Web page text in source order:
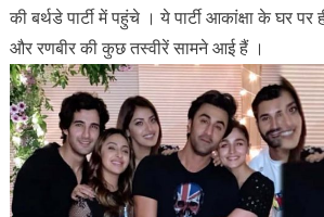
की बर्थडे पार्टी में पहुंचे । ये पार्टी आकांक्षा के घर पर
और रणबीर की कुछ तस्वीरें सामने आई हैं ।